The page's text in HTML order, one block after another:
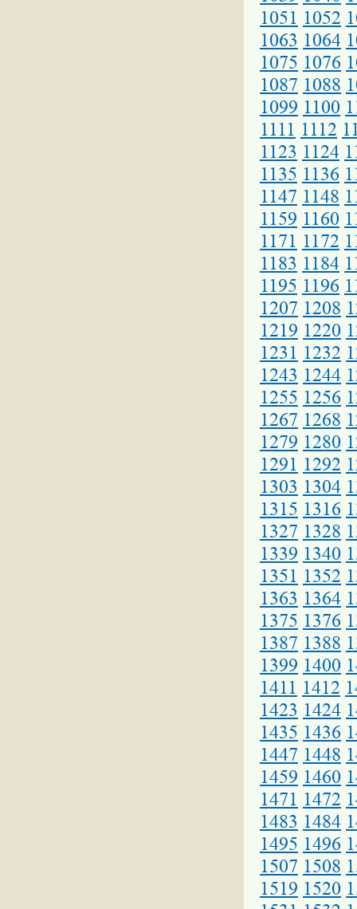
1051 1052
1063 1064
1075 1076
1087 1088
1099 1100
1111 1112
1123 1124
1135 1136
1147 1148
1159 1160
1171 1172
1183 1184
1195 1196
1207 1208
1219 1220
1231 1232
1243 1244
1255 1256
1267 1268
1279 1280
1291 1292
1303 1304
1315 1316
1327 1328
1339 1340
1351 1352
1363 1364
1375 1376
1387 1388
1399 1400
1411 1412
1423 1424
1435 1436
1447 1448
1459 1460
1471 1472
1483 1484
1495 1496
1507 1508
1519 1520